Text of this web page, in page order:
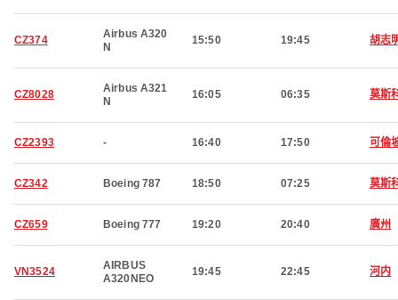
CZ374
Airbus A320
N
15:50 19:45 胡志
CZ8028
Airbus A321
N
16:05 06:35 莫斯
CZ2393 - 16:40 17:50 可倫
CZ342 Boeing 787 18:50 07:25 莫斯
CZ659 Boeing 777 19:20 20:40 廣州
VN3524
AIRBUS
A320NEO
19:45 22:45 河内